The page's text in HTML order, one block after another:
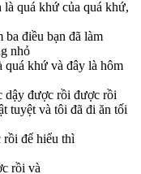
quá khứ của quá khứ,
ba điều bạn đã làm
nhỏ
quá khứ và đây là hôm
dậy được rồi được rồi
tuyệt và tôi đã đi ăn tối
rồi để hiểu thì
rồi và